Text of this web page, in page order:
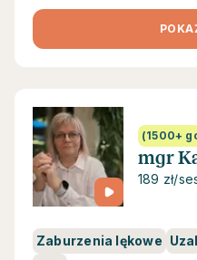
(1500+
mgr
189 zł/
Zaburzenia lękowe